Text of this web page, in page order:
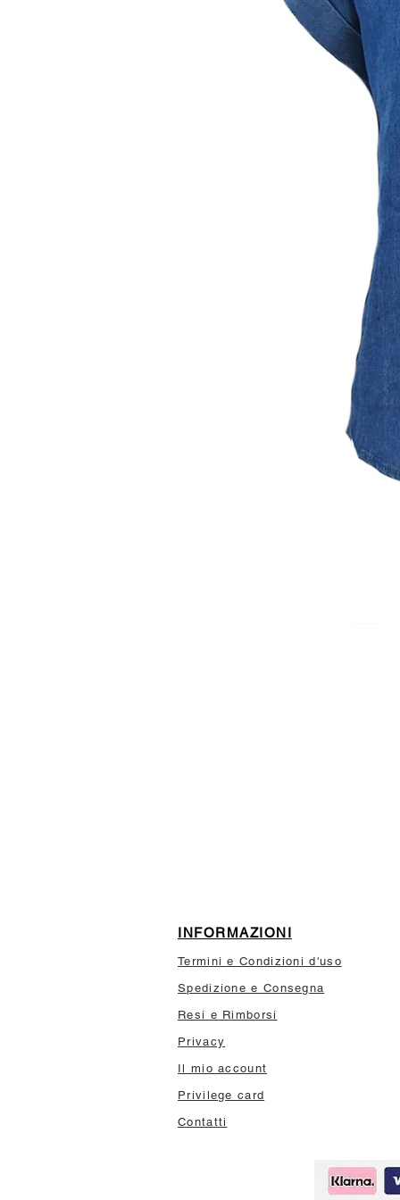
INFORMAZIONI
Termini e Condizioni d'uso
Spedizione e Consegna
Resi e Rimborsi
Privacy
Il mio account
Privilege card
Contatti